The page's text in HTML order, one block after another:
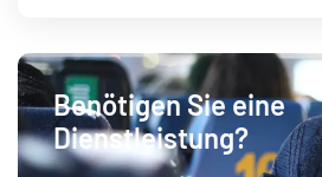
Benötigen Sie eine
Dienstleistung?